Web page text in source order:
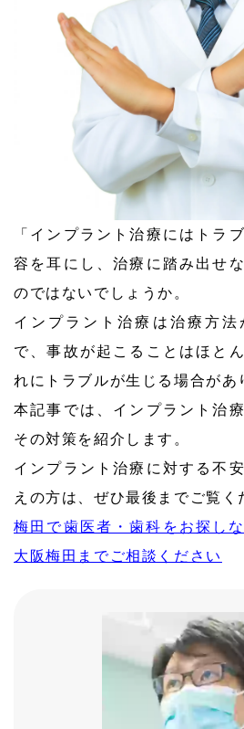
「インプラント治療にはトラ
容を耳にし、治療に踏み出せ
のではないでしょうか。
インプラント治療は治療方法
で、事故が起こることはほと
れにトラブルが生じる場合があ
本記事では、インプラント治
その対策を紹介します。
インプラント治療に対する不
えの方は、ぜひ最後までご覧く
梅田で歯医者・歯科をお探し
大阪梅田までご相談ください